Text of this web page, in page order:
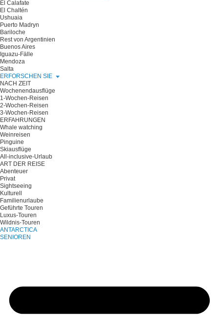
El Calafate
El Chaltén
Ushuaia
Puerto Madryn
Bariloche
Rest von Argentinien
Buenos Aires
Iguazu-Fälle
Mendoza
Salta
ERFORSCHEN SIE
NACH ZEIT
Wochenendausflüge
1-Wochen-Reisen
2-Wochen-Reisen
3-Wochen-Reisen
ERFAHRUNGEN
Whale watching
Weinreisen
Pinguine
Skiausflüge
All-inclusive-Urlaub
ART DER REISE
Abenteuer
Privat
Sightseeing
Kulturell
Familienurlaube
Geführte Touren
Luxus-Touren
Wildnis-Touren
ANTARCTICA
SENIOREN